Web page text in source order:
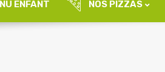
ENFANT NOS PIZZAS